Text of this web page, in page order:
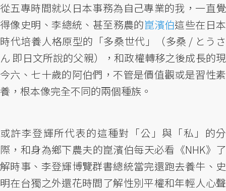
從五專時間就以日本事務為自己專業的我，一直覺
得像史明、李總統、甚至務農的崑濱伯這些在日本
時代培養人格原型的「多桑世代」（多桑 / とうさ
ん 即日文所說的父親），和政權轉移之後成長的現
今六、七十歲的阿伯們，不管是價值觀或是習性素
養，根本像完全不同的兩個種族。
或許李登輝所代表的這種對「公」與「私」的分
際，和身為鄉下農夫的崑濱伯每天必看《NHK》了
解時事、李登輝博覽群書總統當完還跑去養牛、史
明在台獨之外還花時間了解性別平權和年輕人心聲